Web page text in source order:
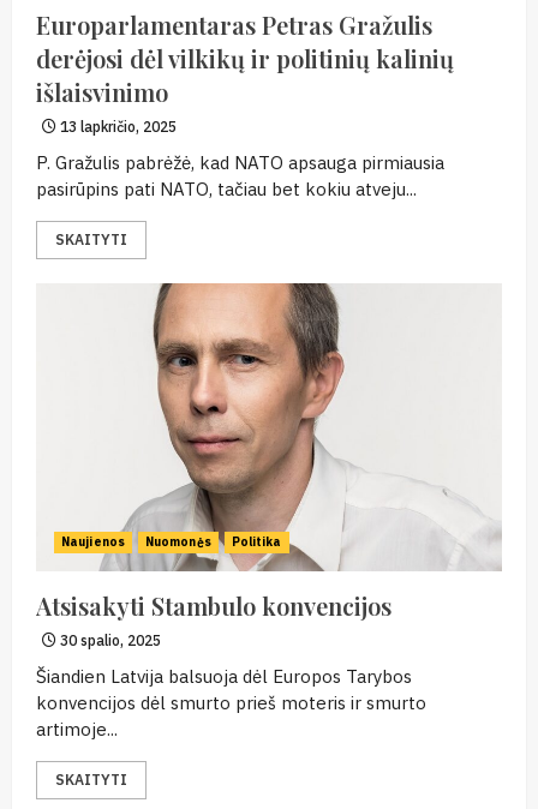
Europarlamentaras Petras Gražulis
derėjosi dėl vilkikų ir politinių kalinių
išlaisvinimo
13 lapkričio, 2025
P. Gražulis pabrėžė, kad NATO apsauga pirmiausia
pasirūpins pati NATO, tačiau bet kokiu atveju...
SKAITYTI
Naujienos Nuomonės Politika
Atsisakyti Stambulo konvencijos
30 spalio, 2025
Šiandien Latvija balsuoja dėl Europos Tarybos
konvencijos dėl smurto prieš moteris ir smurto
artimoje...
SKAITYTI